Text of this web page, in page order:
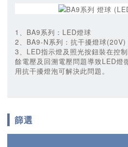
1、BA9系列：LED燈球
2、BA9-N系列：抗干擾燈球(20V)
3、LED指示燈及照光按鈕裝在控
餘電壓及回溯電壓問題導致LED燈
用抗干擾燈泡可解決此問題。
篩選